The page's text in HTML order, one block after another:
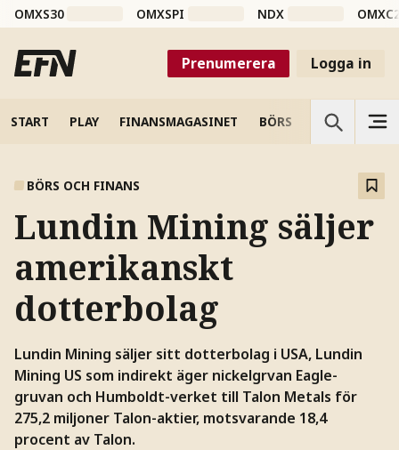
OMXS30 OMXSPI NDX
Prenumerera Logga in
START PLAY FINANSMAGASINET BÖRS VETENSKAP
BÖRS OCH FINANS
Lundin Mining säljer
amerikanskt
dotterbolag
Lundin Mining säljer sitt dotterbolag i USA, Lundin
Mining US som indirekt äger nickelgrvan Eagle-
gruvan och Humboldt-verket till Talon Metals för
275,2 miljoner Talon-aktier, motsvarande 18,4
procent av Talon.